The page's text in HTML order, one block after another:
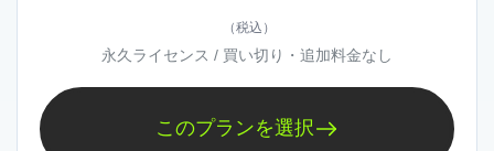
あとから対応サービスごとに選び
直したくない
（税込）
永久ライセンス / 買い切り・追加料金なし
このプランを選択